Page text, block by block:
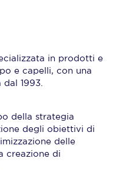
in prodotti e
e capelli, con una
1993.
della strategia
degli obiettivi di
delle
creazione di